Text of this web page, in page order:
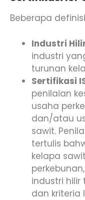
Beberapa
Industri
industri
turunan
Sertifikasi
penilaian
usaha
dan/atau
sawit.
tertulis
kelapa
industri hilir
dan kriteria